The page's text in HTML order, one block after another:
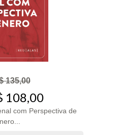
135,00
108,00
com Perspectiva de